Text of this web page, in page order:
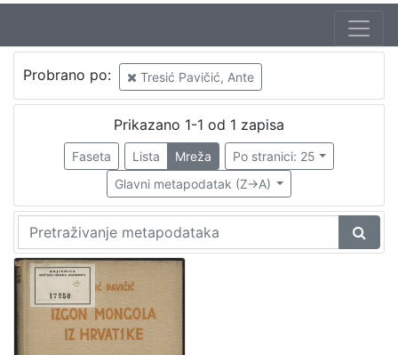
Probrano po: Tresić Pavičić, Ante
Prikazano 1-1 od 1 zapisa
Faseta Lista Mreža
Po stranici: 25
Glavni metapodatak (Z->A)